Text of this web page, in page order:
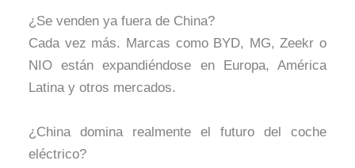
¿Se venden ya fuera de China?
Cada vez más. Marcas como BYD, MG, Zeekr o
NIO están expandiéndose en Europa, América
Latina y otros mercados.
¿China domina realmente el futuro del coche
eléctrico?